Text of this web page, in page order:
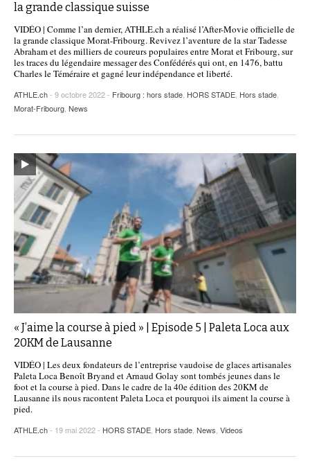
la grande classique suisse
VIDÉO | Comme l’an dernier, ATHLE.ch a réalisé l’After-Movie officielle de
la grande classique Morat-Fribourg. Revivez l’aventure de la star Tadesse
Abraham et des milliers de coureurs populaires entre Morat et Fribourg, sur
les traces du légendaire messager des Confédérés qui ont, en 1476, battu
Charles le Téméraire et gagné leur indépendance et liberté.
ATHLE.ch- 9 octobre 2022 - Fribourg : hors stade, HORS STADE, Hors stade,
Morat-Fribourg, News
« J’aime la course à pied » | Episode 5 | Paleta Loca aux
20KM de Lausanne
VIDÉO | Les deux fondateurs de l’entreprise vaudoise de glaces artisanales
Paleta Loca Benoît Bryand et Arnaud Golay sont tombés jeunes dans le
foot et la course à pied. Dans le cadre de la 40e édition des 20KM de
Lausanne ils nous racontent Paleta Loca et pourquoi ils aiment la course à
pied.
ATHLE.ch- 19 mai 2022 - HORS STADE Hors stade News Videos